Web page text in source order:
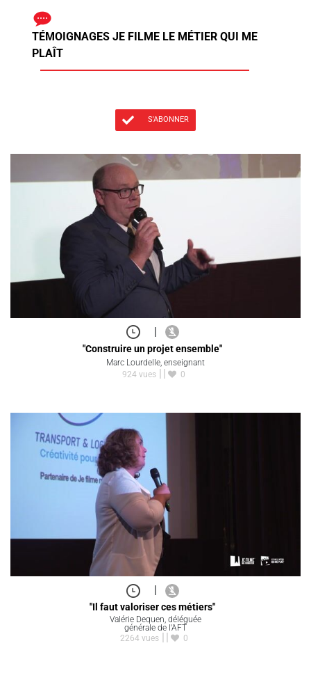
TÉMOIGNAGES JE FILME LE MÉTIER QUI ME
PLAÎT
S'ABONNER
|
"Construire un projet ensemble"
Marc Lourdelle, enseignant
924 vues
0
|
"Il faut valoriser ces métiers"
Valérie Dequen, déléguée
générale de l'AFT
2264 vues
0